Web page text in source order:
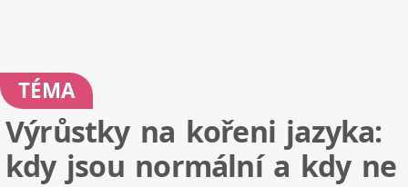
TÉMA
Výrůstky na kořeni jazyka:
kdy jsou normální a kdy ne